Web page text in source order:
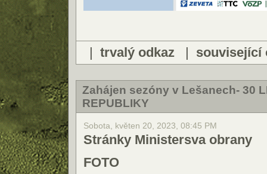
| trvalý odkaz | související
Zahájen sezóny v Lešanech- 30
REPUBLIKY
Sobota, květen 20, 2023, 08:45 PM
Stránky Ministersva obrany
FOTO